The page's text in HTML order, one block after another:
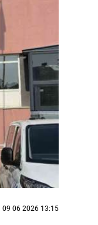
09 06 2026 13:15